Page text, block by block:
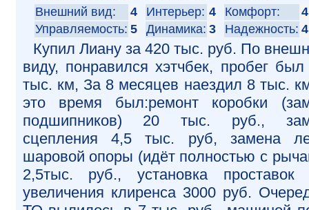
Внешний вид: 4 Интерьер: 4 Комфорт:
4
Управляемость: 5 Динамика: 3 Надежность: 4
Купил Лиану за 420 тыс. руб. По
виду, понравился хэтчбек, пробег
тыс. км, За 8 месяцев наездил 8 тыс.
это время был:ремонт коробки
подшипников) 20 тыс. руб.,
сцепления 4,5 тыс. руб, замена
шаровой опоры (идёт полностью с
2,5тыс. руб., установка проставок
увеличения клиренса 3000 руб.